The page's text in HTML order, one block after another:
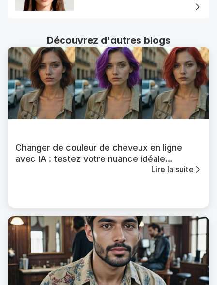
Découvrez d'autres blogs
Changer de couleur de cheveux en ligne
avec IA : testez votre nuance idéale
Lire la suite